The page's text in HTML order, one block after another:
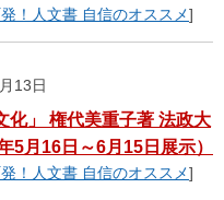
！人文書 自信のオススメ]
13日
化」 権代美重子著 法政大
5月16日～6月15日展示）
！人文書 自信のオススメ]